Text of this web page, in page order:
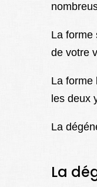
La forme
de votre
La forme
les deux
La
La